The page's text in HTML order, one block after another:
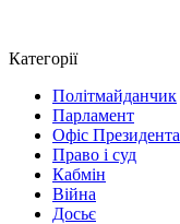
Категорії
Політмайданчик
Парламент
Офіс Президента
Право і суд
Кабмін
Війна
Досьє